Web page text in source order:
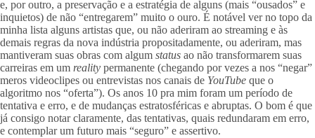
e, por outro, a preservação e a estratégia de alguns (mais “ousados” e
inquietos) de não “entregarem” muito o ouro. É notável ver no topo da
minha lista alguns artistas que, ou não aderiram ao streaming e às
demais regras da nova indústria propositadamente, ou aderiram, mas
mantiveram suas obras com algum status ao não transformarem suas
carreiras em um reality permanente (chegando por vezes a nos “negar”
meros videoclipes ou entrevistas nos canais de YouTube que o
algoritmo nos “oferta”). Os anos 10 pra mim foram um período de
tentativa e erro, e de mudanças estratosféricas e abruptas. O bom é que
já consigo notar claramente, das tentativas, quais redundaram em erro,
e contemplar um futuro mais “seguro” e assertivo.